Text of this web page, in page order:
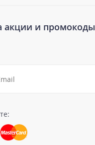
акции и промокоды